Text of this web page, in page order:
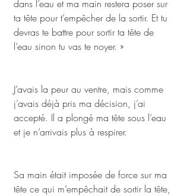
dans l’eau et ma main restera poser sur
ta tête pour t’empêcher de la sortir. Et tu
devras te battre pour sortir ta tête de
l’eau sinon tu vas te noyer. »
J’avais la peur au ventre, mais comme
j’avais déjà pris ma décision, j’ai
accepté. Il a plongé ma tête sous l’eau
et je n’arrivais plus à respirer.
Sa main était imposée de force sur ma
tête ce qui m’empêchait de sortir la tête,